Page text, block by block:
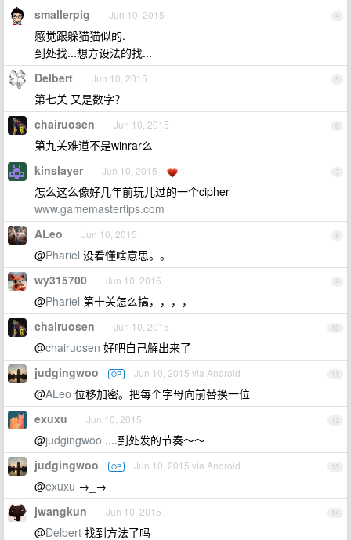
4
smallerpig Jun 10, 2015
感觉跟躲猫猫似的.
到处找...想方设法的找...
5
Delbert Jun 10, 2015
第七关 又是数字？
6
chairuosen Jun 10, 2015
第九关难道不是winrar么
7
kinslayer Jun 10, 2015 1
怎么这么像好几年前玩儿过的一个cipher
www.gamemastertips.com
8
ALeo Jun 10, 2015
@Phariel 没看懂啥意思。。
9
wy315700 Jun 10, 2015
@Phariel 第十关怎么搞，，，，
10
chairuosen Jun 10, 2015
@chairuosen 好吧自己解出来了
11
judgingwoo OP Jun 10, 2015 via Android
@ALeo 位移加密。把每个字母向前替换一位
12
exuxu Jun 10, 2015
@judgingwoo ....到处发的节奏～～
13
judgingwoo OP Jun 10, 2015 via Android
@exuxu →_→
14
jwangkun Jun 10, 2015
@Delbert 找到方法了吗